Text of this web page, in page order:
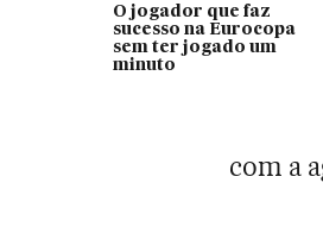
O jogador que faz
sucesso na Eurocopa
sem ter jogado um
minuto
com a